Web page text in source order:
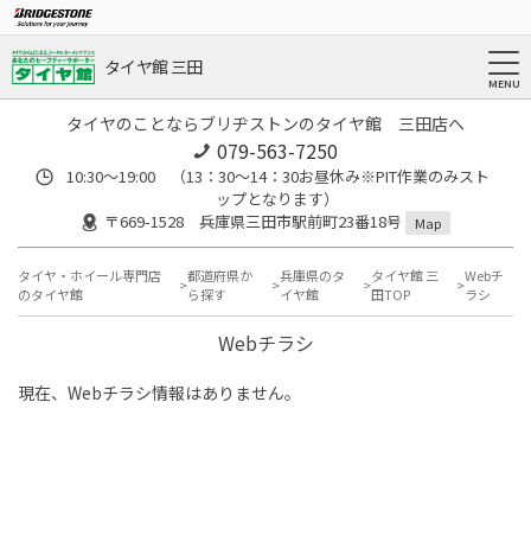
タイヤ館 三田
タイヤのことならブリヂストンのタイヤ館 三田店へ
079-563-7250
10:30～19:00 （13：30～14：30お昼休み※PIT作業のみスト
ップとなります）
〒669-1528 兵庫県三田市駅前町23番18号
Map
タイヤ・ホイール専門店
のタイヤ館
都道府県か
ら探す
兵庫県のタ
イヤ館
タイヤ館 三
田TOP
Webチ
ラシ
Webチラシ
現在、Webチラシ情報はありません。